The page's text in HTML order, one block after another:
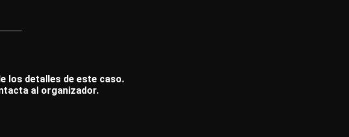
los detalles de este caso.
al organizador.